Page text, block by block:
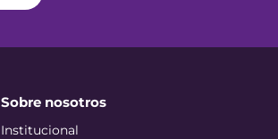
Sobre nosotros
Institucional